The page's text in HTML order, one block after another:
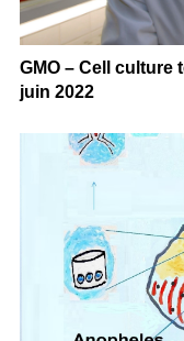
GMO – Cell culture
juin 2022